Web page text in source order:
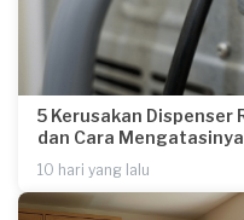
5 Kerusakan Dispenser
dan Cara Mengatasinya
10 hari yang lalu